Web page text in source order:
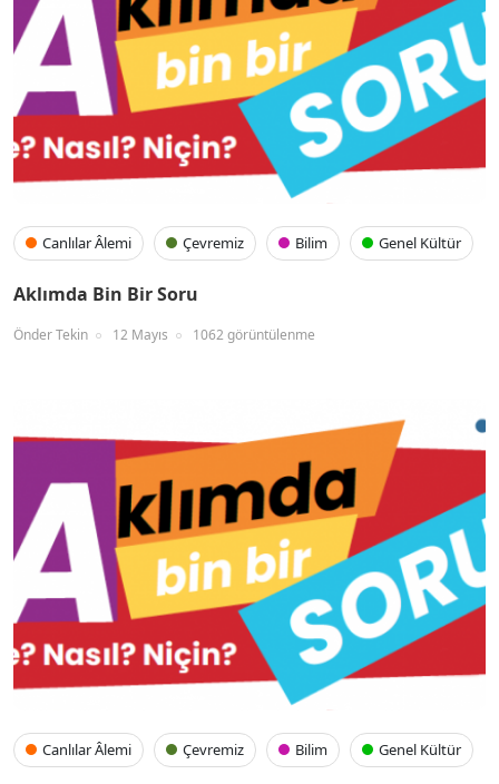
Canlılar Âlemi Çevremiz Bilim Genel Kültür
Aklımda Bin Bir Soru
Önder Tekin 12 Mayıs 1062 görüntülenme
Canlılar Âlemi Çevremiz Bilim Genel Kültür